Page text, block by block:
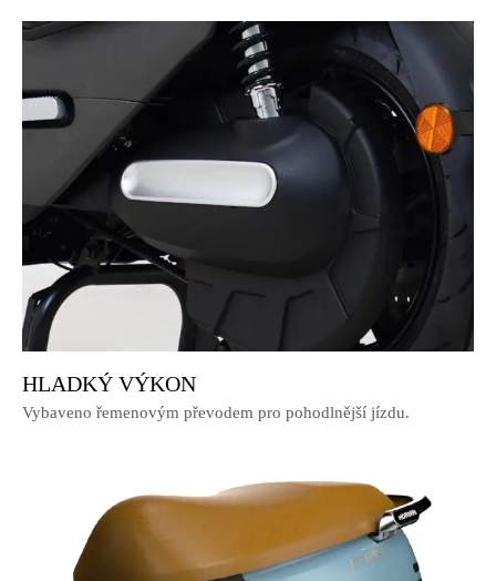
HLADKÝ VÝKON
Vybaveno řemenovým převodem pro pohodlnější jízdu.